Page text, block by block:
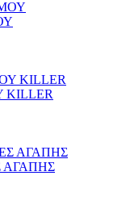
ΑΓΑΠΗΣ